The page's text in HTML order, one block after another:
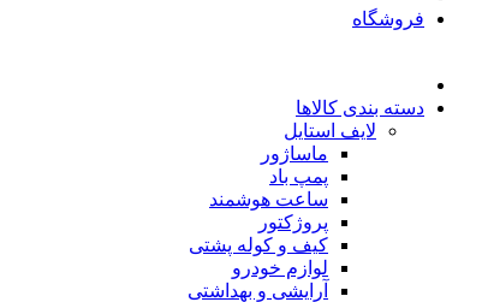
فروشگاه
دسته بندی کالاها
لایف استایل
ماساژور
پمپ باد
ساعت هوشمند
پروژکتور
کیف و کوله پشتی
لوازم خودرو
آرایشی و بهداشتی